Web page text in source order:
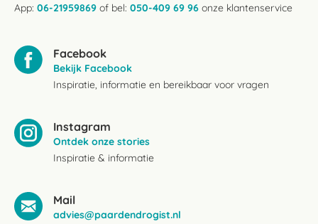
App: 06-21959869 of bel: 050-409 69 96 onze klantenservice
Facebook
Bekijk Facebook
Inspiratie, informatie en bereikbaar voor vragen
Instagram
Ontdek onze stories
Inspiratie & informatie
Mail
advies@paardendrogist.nl